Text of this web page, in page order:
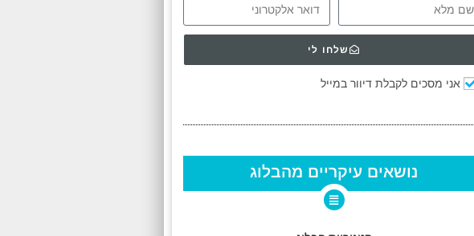
אני מסכים לקבלת דיוור במייל
שלחו לי
נושאים עיקריים מהבלוג